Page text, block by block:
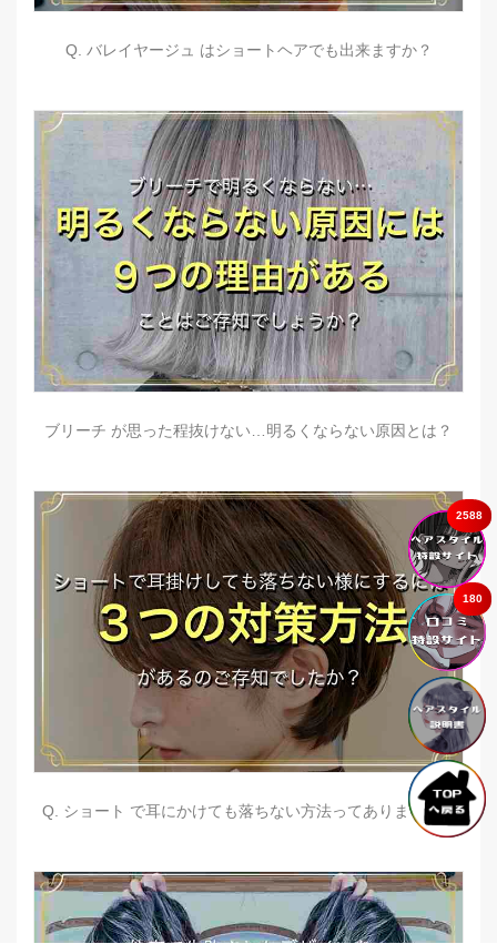
Q. バレイヤージュ はショートヘアでも出来ますか？
ブリーチ が思った程抜けない…明るくならない原因とは？
Q. ショート で耳にかけても落ちない方法ってありますか？
180
2588